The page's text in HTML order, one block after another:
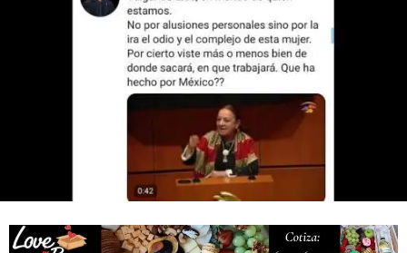
actividades de acceso libre